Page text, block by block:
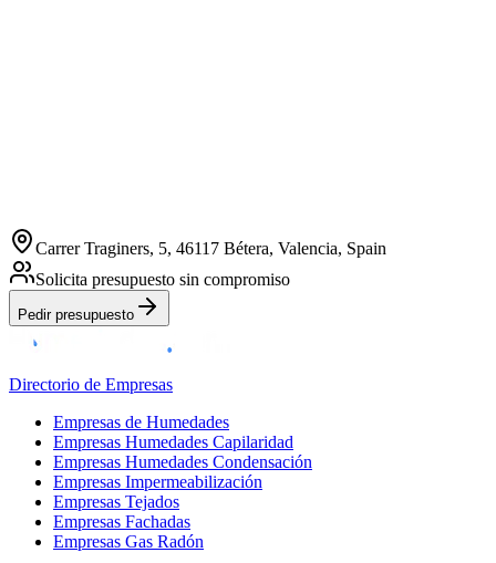
Carrer Traginers, 5, 46117 Bétera, Valencia, Spain
Solicita presupuesto sin compromiso
Pedir presupuesto
Directorio de Empresas
Empresas de Humedades
Empresas Humedades Capilaridad
Empresas Humedades Condensación
Empresas Impermeabilización
Empresas Tejados
Empresas Fachadas
Empresas Gas Radón